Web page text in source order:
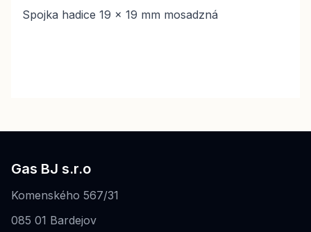
Spojka hadice 19 x 19 mm mosadzná
Gas BJ s.r.o
Komenského 567/31
085 01 Bardejov